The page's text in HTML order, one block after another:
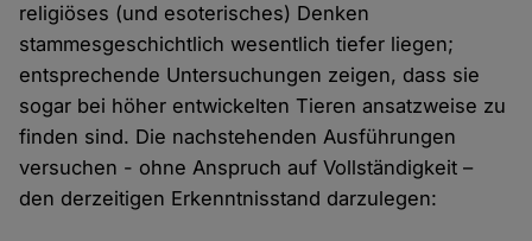
religiöses (und esoterisches) Denken
stammesgeschichtlich wesentlich tiefer liegen;
entsprechende Untersuchungen zeigen, dass sie
sogar bei höher entwickelten Tieren ansatzweise zu
finden sind. Die nachstehenden Ausführungen
versuchen - ohne Anspruch auf Vollständigkeit –
den derzeitigen Erkenntnisstand darzulegen: